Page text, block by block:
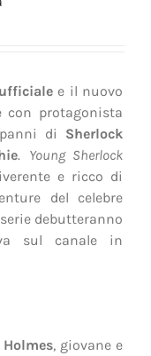
e il nuovo
con protagonista
di Sherlock
. Young Sherlock
e ricco di
del celebre
debutteranno
sul canale in
Holmes, giovane e